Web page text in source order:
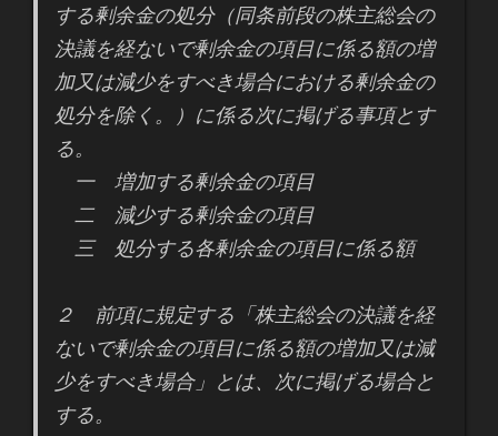
する剰余金の処分（同条前段の株主総会の
決議を経ないで剰余金の項目に係る額の増
加又は減少をすべき場合における剰余金の
処分を除く。）に係る次に掲げる事項とす
る。
一 増加する剰余金の項目
二 減少する剰余金の項目
三 処分する各剰余金の項目に係る額
２ 前項に規定する「株主総会の決議を経
ないで剰余金の項目に係る額の増加又は減
少をすべき場合」とは、次に掲げる場合と
する。